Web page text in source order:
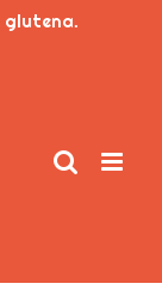
glutena.